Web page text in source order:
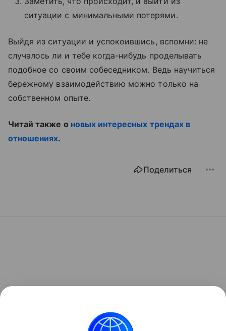
ситуации с минимальными потерями.
Выйдя из ситуации и успокоившись, вспомни: не
случалось ли и тебе когда-нибудь проделывать
подобное со своим собеседником. Ведь научиться
бережному взаимодействию можно только на
собственном опыте.
Читай также о новых интересных трендах в
отношениях.
Поделиться